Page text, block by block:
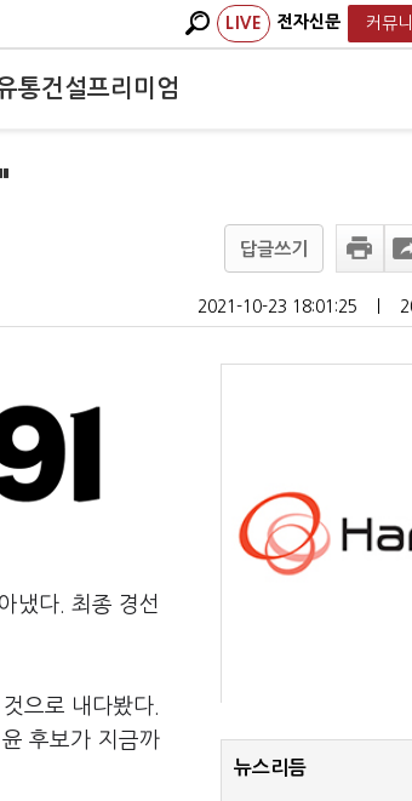
LIVE 전자신문 커뮤
통건설프리미엄
답글쓰기
2021-10-23 18:01:25
냈다. 최종 경선
으로 내다봤다.
후보가 지금까
뉴스리듬